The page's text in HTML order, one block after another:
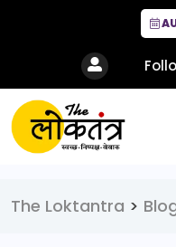
The Loktantra >